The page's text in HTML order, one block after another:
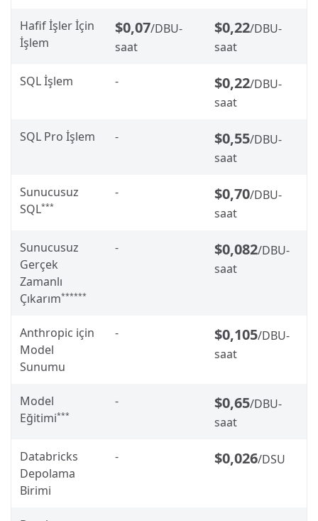
Hafif İşler İçin
İşlem
$0,07/DBU-
saat
$0,22/DBU-
saat
SQL İşlem - $0,22/DBU-
saat
SQL Pro İşlem - $0,55/DBU-
saat
Sunucusuz
SQL***
- $0,70/DBU-
saat
Sunucusuz
Gerçek
Zamanlı
Çıkarım******
- $0,082/DBU-
saat
Anthropic için
Model
Sunumu
- $0,105/DBU-
saat
Model
Eğitimi***
- $0,65/DBU-
saat
Databricks
Depolama
Birimi
- $0,026/DSU